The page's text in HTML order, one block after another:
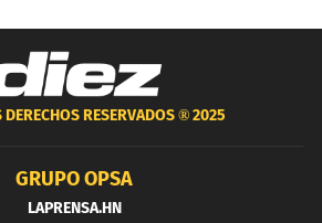
DERECHOS RESERVADOS ®2025
GRUPO OPSA
LAPRENSA.HN